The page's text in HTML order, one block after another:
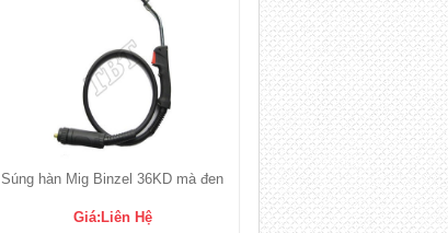
Súng hàn Mig Binzel 36KD mà đen
Giá:Liên Hệ